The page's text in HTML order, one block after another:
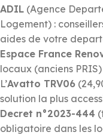
ADIL (Agence
Logement) :
aides de votre
Espace France
locaux (anciens PRIS)
L’Avatto TRV06
solution la plus
Decret n°2023-444
obligatoire dans les